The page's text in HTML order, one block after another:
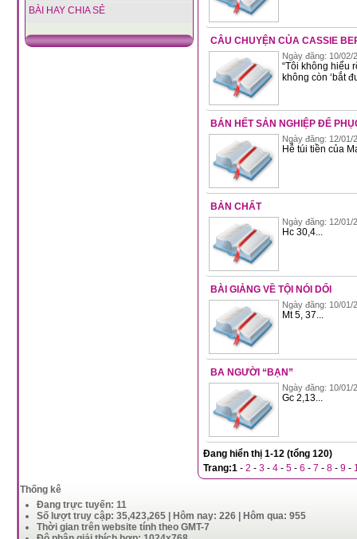
BÀI HAY CHIA SẺ
CÂU CHUYỆN CỦA CASSIE
Ngày đăng: 10/02/
“Tôi không hiểu
không còn ‘bắt
BÁN HẾT SẢN NGHIỆP ĐỂ
Ngày đăng: 12/01/
Hễ túi tiền của
BẢN CHẤT
Ngày đăng: 12/01/
Hc 30,4...
BÀI GIẢNG VỀ TỘI NÓI DỐI
Ngày đăng: 10/01/
Mt 5, 37...
BA NGƯỜI “BẠN”
Ngày đăng: 10/01/
Gc 2,13...
Đang hiển thị 1-12 (tổng 120)
Trang:1 - 2 - 3 - 4 - 5 - 6 - 7 - 8 - 9 -
Thống kê
Đang trực tuyến: 11
Số lượt truy cập: 35,423,265 | Hôm nay: 226 | Hôm qua: 955
Thời gian trên website tính theo GMT-7